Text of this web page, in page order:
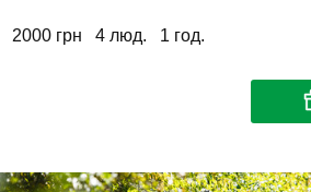
2000 грн 4 люд. 1 год.